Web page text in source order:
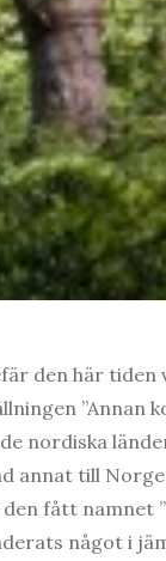
den här tiden
”Annan
nordiska
annat till
fått namnet
något i